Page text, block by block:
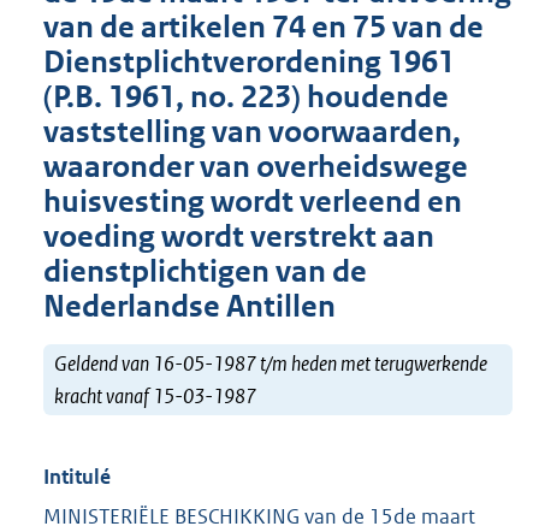
van de artikelen 74 en 75 van de
Dienstplichtverordening 1961
(P.B. 1961, no. 223) houdende
vaststelling van voorwaarden,
waaronder van overheidswege
huisvesting wordt verleend en
voeding wordt verstrekt aan
dienstplichtigen van de
Nederlandse Antillen
Geldend van 16-05-1987 t/m heden met terugwerkende
kracht vanaf 15-03-1987
Intitulé
MINISTERIËLE BESCHIKKING van de 15de maart